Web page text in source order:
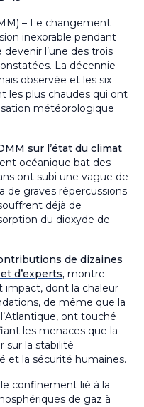
– Le changement
inexorable pendant
devenir l’une des trois
La décennie
observée et les six
les plus chaudes qui ont
météorologique
sur l’état du climat
océanique bat des
ont subi une vague de
de graves répercussions
déjà de
du dioxyde de
de dizaines
d’experts, montre
dont la chaleur
de même que la
ont touché
les menaces que la
sur la stabilité
et la sécurité humaines.
confinement lié à la
de gaz à